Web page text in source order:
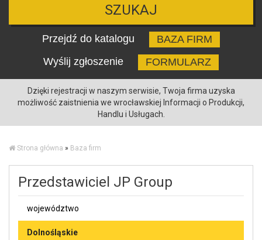
SZUKAJ
Przejdź do katalogu
BAZA FIRM
Wyślij zgłoszenie
FORMULARZ
Dzięki rejestracji w naszym serwisie, Twoja firma uzyska
możliwość zaistnienia we wrocławskiej Informacji o Produkcji,
Handlu i Usługach.
Strona główna » Baza firm
Przedstawiciel JP Group
województwo
Dolnośląskie